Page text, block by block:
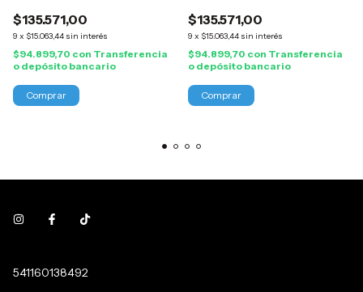
$135.571,00
9 x $15.063,44 sin interés
$94.899,70 con Transferencia
o depósito bancario
$135.571,00
9 x $15.063,44 sin interés
$94.899,70 con Transferencia
o depósito bancario
541160138492